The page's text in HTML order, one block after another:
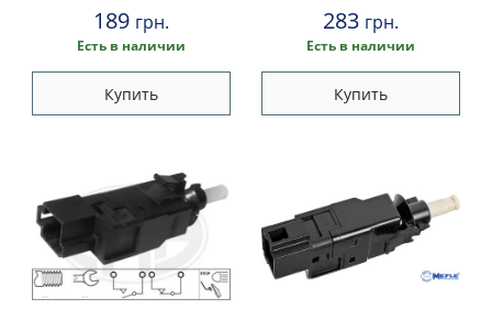
189 грн.
Есть в наличии
Купить
283 грн.
Есть в наличии
Купить